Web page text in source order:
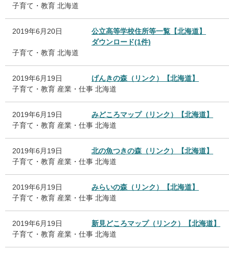
子育て・教育 北海道
2019年6月20日
公立高等学校住所等一覧【北海道】
ダウンロード(1件)
子育て・教育 北海道
2019年6月19日
げんきの森（リンク）【北海道】
子育て・教育 産業・仕事 北海道
2019年6月19日
みどころマップ（リンク）【北海道】
子育て・教育 産業・仕事 北海道
2019年6月19日
北の魚つきの森（リンク）【北海道】
子育て・教育 産業・仕事 北海道
2019年6月19日
みらいの森（リンク）【北海道】
子育て・教育 産業・仕事 北海道
2019年6月19日
新見どころマップ（リンク）【北海道】
子育て・教育 産業・仕事 北海道